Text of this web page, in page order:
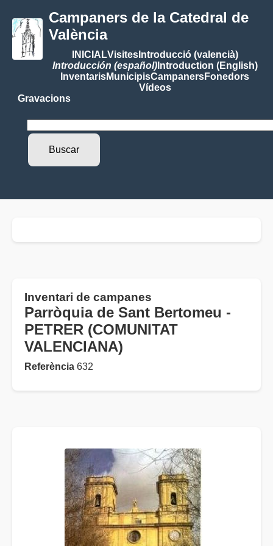
Campaners de la Catedral de
València
INICIALVisitesIntroducció (valencià)
Introducción (español)Introduction (English)
InventarisMunicipisCampanersFonedors
Vídeos
Gravacions
Inventari de campanes
Parròquia de Sant Bertomeu -
PETRER (COMUNITAT
VALENCIANA)
Referència 632